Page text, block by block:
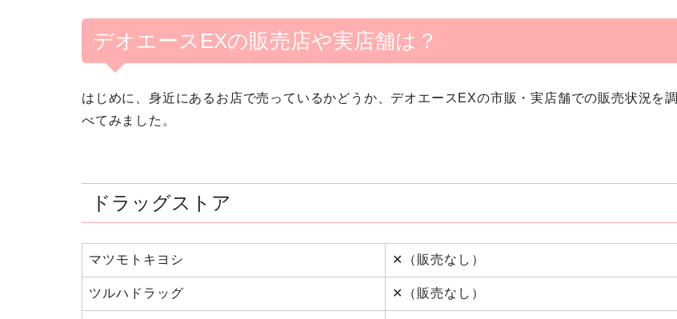
デオエースEXの販売店や実店舗は？
はじめに、身近にあるお店で売っているかどうか、デオエースEXの市販・実店舗での販売状況を調
べてみました。
ドラッグストア
マツモトキヨシ ✕（販売なし）
ツルハドラッグ ✕（販売なし）